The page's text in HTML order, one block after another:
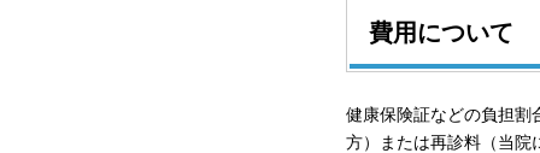
費用について
健康保険証などの負担割
方）または再診料（当院